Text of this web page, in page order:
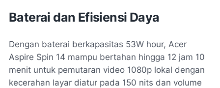
Baterai dan Efisiensi Daya
Dengan baterai berkapasitas 53W hour, Acer
Aspire Spin 14 mampu bertahan hingga 12 jam 10
menit untuk pemutaran video 1080p lokal dengan
kecerahan layar diatur pada 150 nits dan volume